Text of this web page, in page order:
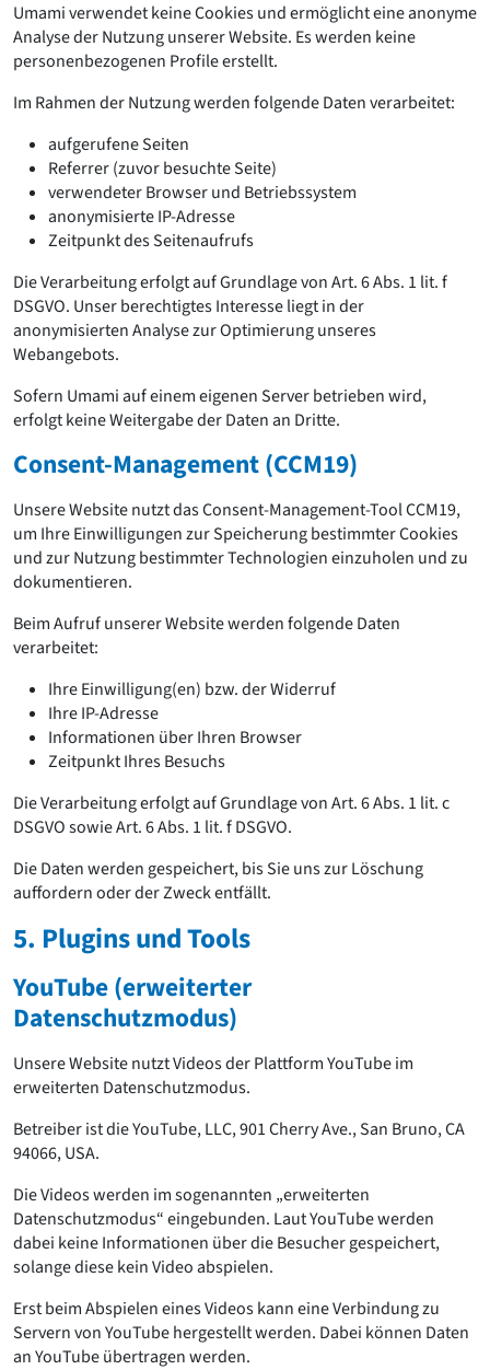
Umami verwendet keine Cookies und ermöglicht eine anonyme
Analyse der Nutzung unserer Website. Es werden keine
personenbezogenen Profile erstellt.
Im Rahmen der Nutzung werden folgende Daten verarbeitet:
aufgerufene Seiten
Referrer (zuvor besuchte Seite)
verwendeter Browser und Betriebssystem
anonymisierte IP-Adresse
Zeitpunkt des Seitenaufrufs
Die Verarbeitung erfolgt auf Grundlage von Art. 6 Abs. 1 lit. f
DSGVO. Unser berechtigtes Interesse liegt in der
anonymisierten Analyse zur Optimierung unseres
Webangebots.
Sofern Umami auf einem eigenen Server betrieben wird,
erfolgt keine Weitergabe der Daten an Dritte.
Consent-Management (CCM19)
Unsere Website nutzt das Consent-Management-Tool CCM19,
um Ihre Einwilligungen zur Speicherung bestimmter Cookies
und zur Nutzung bestimmter Technologien einzuholen und zu
dokumentieren.
Beim Aufruf unserer Website werden folgende Daten
verarbeitet:
Ihre Einwilligung(en) bzw. der Widerruf
Ihre IP-Adresse
Informationen über Ihren Browser
Zeitpunkt Ihres Besuchs
Die Verarbeitung erfolgt auf Grundlage von Art. 6 Abs. 1 lit. c
DSGVO sowie Art. 6 Abs. 1 lit. f DSGVO.
Die Daten werden gespeichert, bis Sie uns zur Löschung
auffordern oder der Zweck entfällt.
5. Plugins und Tools
YouTube (erweiterter
Datenschutzmodus)
Unsere Website nutzt Videos der Plattform YouTube im
erweiterten Datenschutzmodus.
Betreiber ist die YouTube, LLC, 901 Cherry Ave., San Bruno, CA
94066, USA.
Die Videos werden im sogenannten „erweiterten
Datenschutzmodus“ eingebunden. Laut YouTube werden
dabei keine Informationen über die Besucher gespeichert,
solange diese kein Video abspielen.
Erst beim Abspielen eines Videos kann eine Verbindung zu
Servern von YouTube hergestellt werden. Dabei können Daten
an YouTube übertragen werden.